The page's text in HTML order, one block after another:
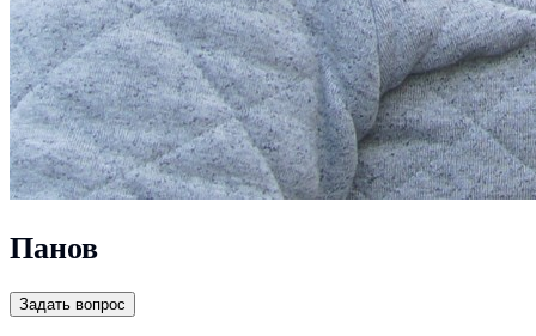
Панов
Задать вопрос